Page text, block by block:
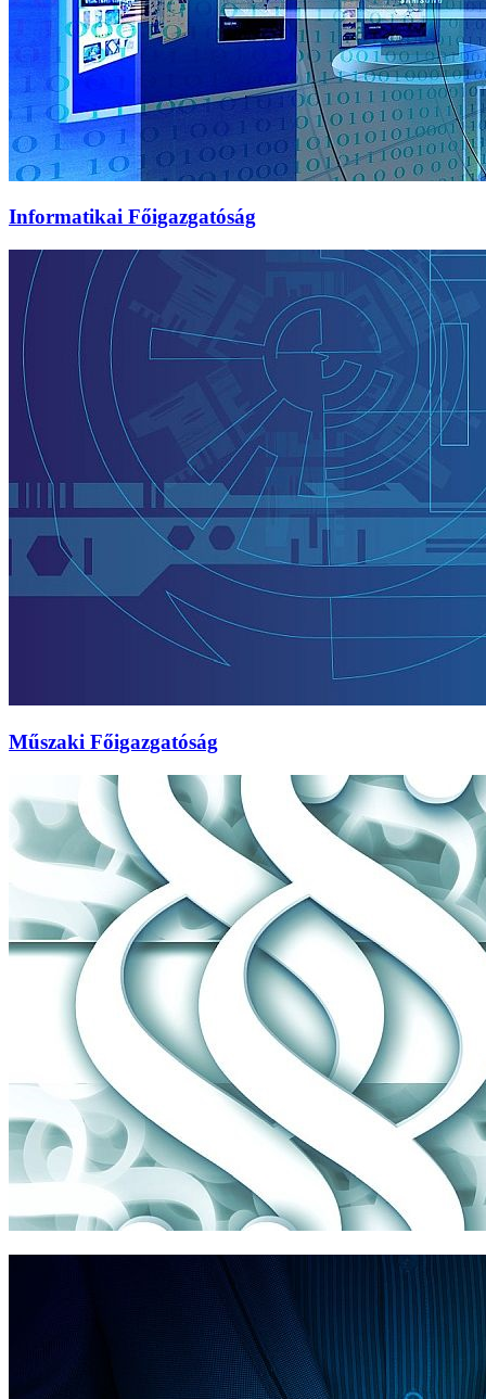
Informatikai Főigazgatóság
Műszaki Főigazgatóság